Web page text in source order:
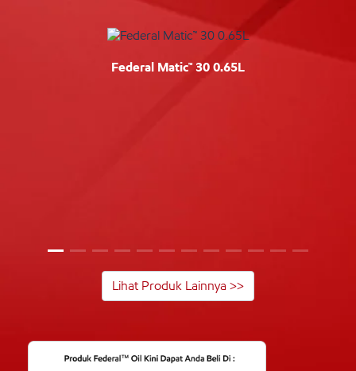
Federal Matic™ 30 0.65L
Lihat Produk Lainnya >>